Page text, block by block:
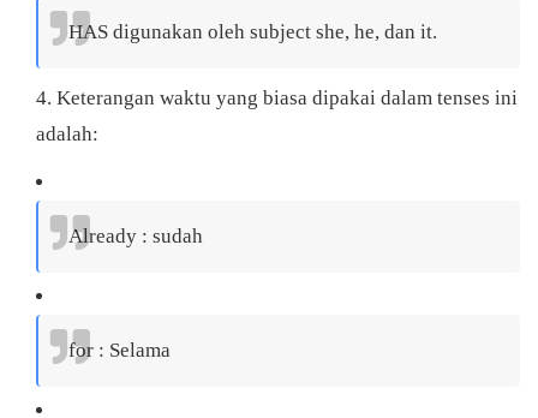
HAS digunakan oleh subject she, he, dan it.
Keterangan waktu yang biasa dipakai dalam tenses ini
adalah:
Already : sudah
for : Selama